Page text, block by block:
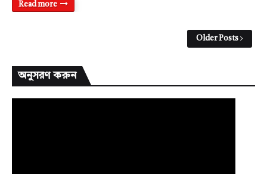
Read more
Older Posts
অনুসরণ করুন